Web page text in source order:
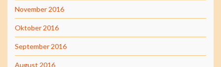
November 2016
Oktober 2016
September 2016
August 2016